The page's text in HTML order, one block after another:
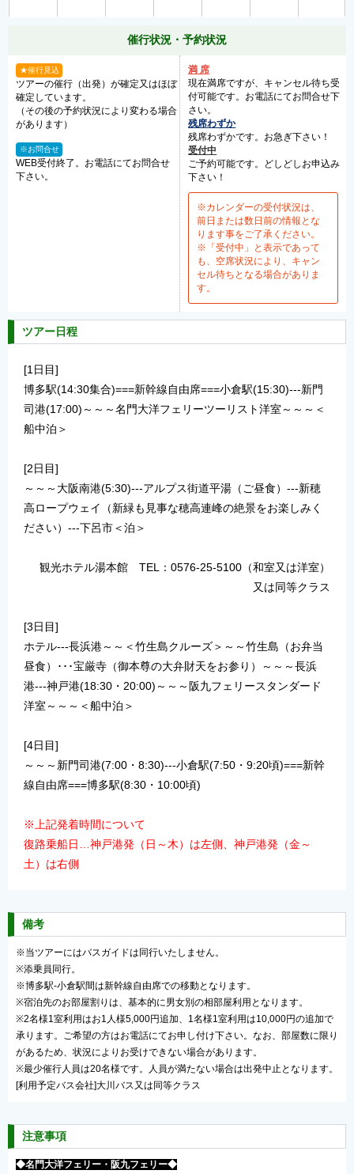
催行状況・予約状況
★催行見込
ツアーの催行（出発）が確定又はほぼ
確定しています。
（その後の予約状況により変わる場合
があります）
※お問合せ
WEB受付終了。お電話にてお問合せ
下さい。
満 席
現在満席ですが、キャンセル待ち受
付可能です。お電話にてお問合せ下
さい。
残席わずか
残席わずかです。お急ぎ下さい！
受付中
ご予約可能です。どしどしお申込み
下さい！
※カレンダーの受付状況は、
前日または数日前の情報とな
ります事をご了承ください。
※「受付中」と表示であって
も、空席状況により、キャン
セル待ちとなる場合がありま
す。
ツアー日程
[1日目]
博多駅(14:30集合)===新幹線自由席===小倉駅(15:30)---新門
司港(17:00)～～～名門大洋フェリーツーリスト洋室～～～＜
船中泊＞
[2日目]
～～～大阪南港(5:30)---アルプス街道平湯（ご昼食）---新穂
高ロープウェイ（新緑も見事な穂高連峰の絶景をお楽しみく
ださい）---下呂市＜泊＞
観光ホテル湯本館 TEL：0576-25-5100（和室又は洋室）
又は同等クラス
[3日目]
ホテル---長浜港～～＜竹生島クルーズ＞～～竹生島（お弁当
昼食）･･･宝厳寺（御本尊の大弁財天をお参り）～～～長浜
港---神戸港(18:30・20:00)～～～阪九フェリースタンダード
洋室～～～＜船中泊＞
[4日目]
～～～新門司港(7:00・8:30)---小倉駅(7:50・9:20頃)===新幹
線自由席===博多駅(8:30・10:00頃)
※上記発着時間について
復路乗船日…神戸港発（日～木）は左側、神戸港発（金～
土）は右側
備考
※当ツアーにはバスガイドは同行いたしません。
※添乗員同行。
※博多駅-小倉駅間は新幹線自由席での移動となります。
※宿泊先のお部屋割りは、基本的に男女別の相部屋利用となります。
※2名様1室利用はお1人様5,000円追加、1名様1室利用は10,000円の追加で
承ります。ご希望の方はお電話にてお申し付け下さい。なお、部屋数に限り
があるため、状況によりお受けできない場合があります。
※最少催行人員は20名様です。人員が満たない場合は出発中止となります。
[利用予定バス会社]大川バス又は同等クラス
注意事項
◆名門大洋フェリー・阪九フェリー◆